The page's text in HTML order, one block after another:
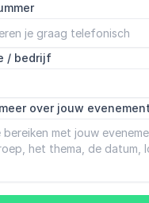
/ bedrijf
over jouw evenement